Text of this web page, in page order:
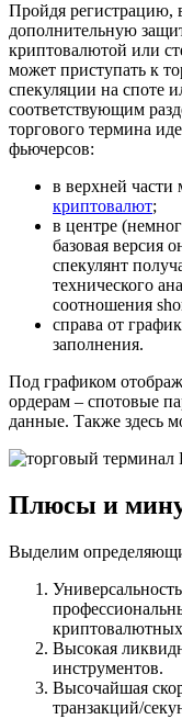
Пройдя регистрацию,
дополнительную
криптовалютой или
может приступать к
спекуляции на споте
соответствующим
торгового термина
фьючерсов:
в верхней
криптовалют;
в центре
базовая версия
спекулянт
технического
соотношения
справа от
заполнения.
Под графиком
ордерам – спотовые
данные. Также здесь
Плюсы и
Выделим
Высокая
инструментов.
Высочайшая
транзакций/